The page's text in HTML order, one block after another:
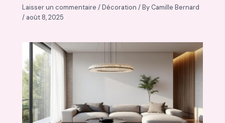
Laisser un commentaire /Décoration / By Camille Bernard
/ août 8, 2025